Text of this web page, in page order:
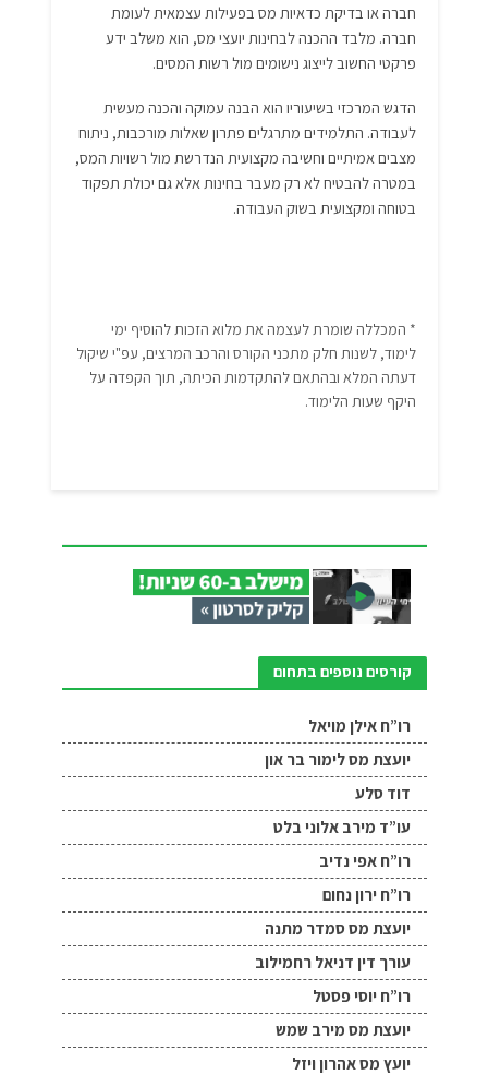
חברה או בדיקת כדאיות מס בפעילות עצמאית לעומת
חברה. מלבד ההכנה לבחינות יועצי מס, הוא משלב ידע
פרקטי החשוב לייצוג נישומים מול רשות המסים.
הדגש המרכזי בשיעוריו הוא הבנה עמוקה והכנה מעשית
לעבודה. התלמידים מתרגלים פתרון שאלות מורכבות, ניתוח
מצבים אמיתיים וחשיבה מקצועית הנדרשת מול רשויות המס,
במטרה להבטיח לא רק מעבר בחינות אלא גם יכולת תפקוד
בטוחה ומקצועית בשוק העבודה.
* המכללה שומרת לעצמה את מלוא הזכות להוסיף ימי
לימוד, לשנות חלק מתכני הקורס והרכב המרצים, עפ"י שיקול
דעתה המלא ובהתאם להתקדמות הכיתה, תוך הקפדה על
היקף שעות הלימוד.
קורסים נוספים בתחום
רו”ח אילן מויאל
יועצת מס לימור בר און
דוד סלע
עו”ד מירב אלוני בלט
רו”ח אפי נדיב
רו”ח ירון נחום
יועצת מס סמדר מתנה
עורך דין דניאל רחמילוב
רו”ח יוסי פסטל
יועצת מס מירב שמש
יועץ מס אהרון ויזל